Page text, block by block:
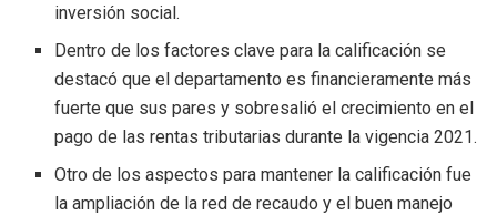
inversión social.
Dentro de los factores clave para la calificación se
destacó que el departamento es financieramente más
fuerte que sus pares y sobresalió el crecimiento en el
pago de las rentas tributarias durante la vigencia 2021.
Otro de los aspectos para mantener la calificación fue
la ampliación de la red de recaudo y el buen manejo